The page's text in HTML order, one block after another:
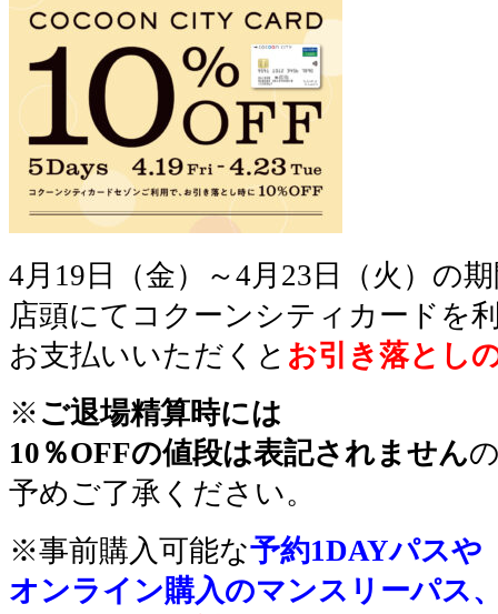
4月19日（金）～4月23日（火）の
店頭にてコクーンシティカードを
お支払いいただくと お引き落と し
※ ご退場精算時には
10％OFFの値段は表記されません
予めご了承ください。
※事前購入可能な予約1DAYパスや
オンライン購入のマンスリーパス